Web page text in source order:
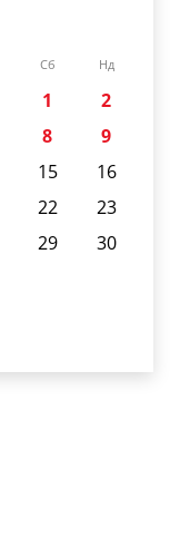
Сб Нд
1
2
8
9
15
16
22
23
29
30